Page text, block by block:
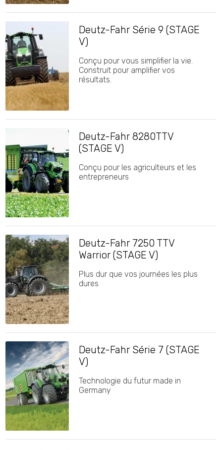
Deutz-Fahr Série 9 (STAGE
V)
Conçu pour vous simplifier la vie.
Construit pour amplifier vos
résultats.
Deutz-Fahr 8280TTV
(STAGE V)
Conçu pour les agriculteurs et les
entrepreneurs
Deutz-Fahr 7250 TTV
Warrior (STAGE V)
Plus dur que vos journées les plus
dures
Deutz-Fahr Série 7 (STAGE
V)
Technologie du futur made in
Germany